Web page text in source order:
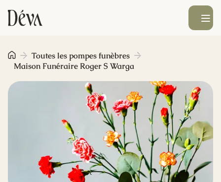
Obsèques
Prévoyance
Monument funéraire
Livraison de fleurs
Ouvrir le
Toutes les pompes funèbres
Maison Funéraire Roger S Warga